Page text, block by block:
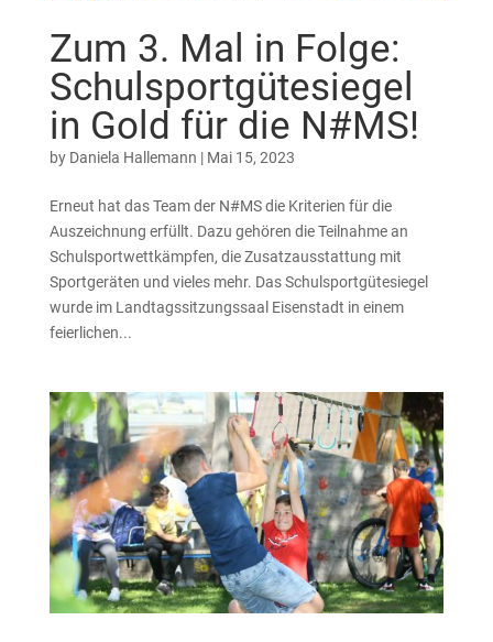
Zum 3. Mal in Folge:
Schulsportgütesiegel
in Gold für die N#MS!
by Daniela Hallemann | Mai 15, 2023
Erneut hat das Team der N#MS die Kriterien für die
Auszeichnung erfüllt. Dazu gehören die Teilnahme an
Schulsportwettkämpfen, die Zusatzausstattung mit
Sportgeräten und vieles mehr. Das Schulsportgütesiegel
wurde im Landtagssitzungssaal Eisenstadt in einem
feierlichen...